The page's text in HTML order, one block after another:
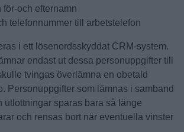
för-och efternamn
telefonnummer till arbetstelefon
i ett lösenordsskyddat CRM-system.
endast ut dessa personuppgifter till
tvingas överlämna en obetald
Personuppgifter som lämnas i samband
utlottningar sparas bara så länge
och rensas bort när eventuella vinster